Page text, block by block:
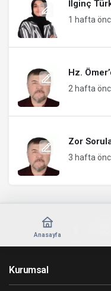
İlginç
1 hafta
Hz.
2 hafta
Zor
3 hafta
Anasayfa
Kurumsal